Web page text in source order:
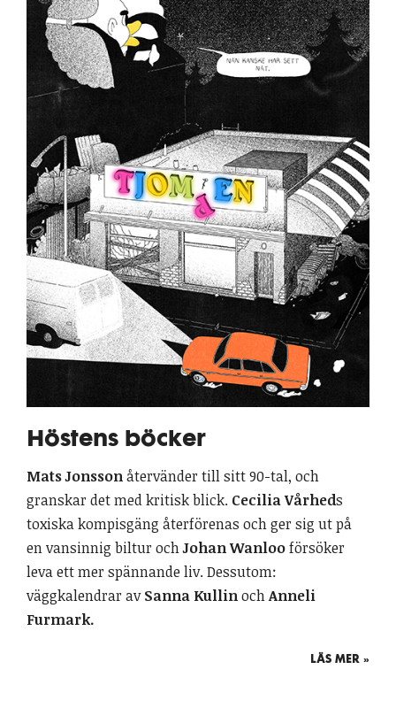
Höstens böcker
Mats Jonssonåtervänder till sitt 90-tal, och
granskar det med kritisk blick. Cecilia Vårheds
toxiska kompisgäng återförenas och ger sig ut på
en vansinnig biltur ochJohan Wanlooförsöker
leva ett mer spännande liv. Dessutom:
väggkalendrar avSanna KullinochAnneli
Furmark.
LÄS MER »